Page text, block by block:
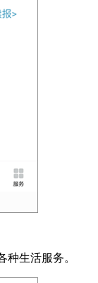
生活服务。